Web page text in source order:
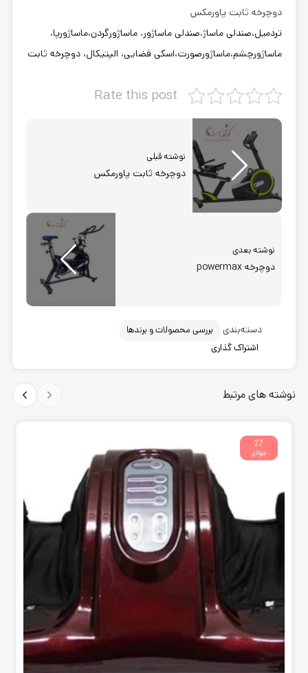
دوچرخه ثابت پاورمكس
تردمیل،صندلی ماساژ،صندلی ماساژور، ماساژورگردن،ماساژورپا،
ماساژورچشم،ماساژورصورت،اسکی فضایی، الپتیکال، دوچرخه ثابت
Rate this post
نوشته قبلی
دوچرخه ثابت پاورمكس
نوشته بعدی
دوچرخه powermax
دسته‌بندی
بررسی محصولات و برندها
اشتراک گذاری
نوشته های مرتبط
27
جولای